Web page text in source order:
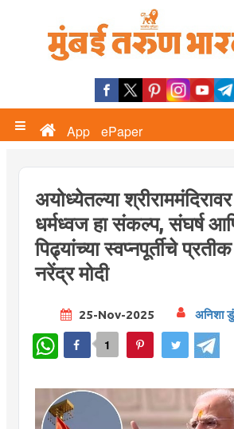
App ePaper
अयोध्येतल्या
धर्मध्वज हा संकल्प, संघर्ष
पिढ्यांच्या स्वप्नपूर्तीचे
नरेंद्र मोदी
25-Nov-2025 अनिशा
WhatsApp
1